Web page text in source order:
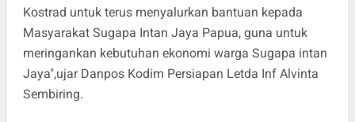
Kostrad untuk terus menyalurkan bantuan kepada
Masyarakat Sugapa Intan Jaya Papua, guna untuk
meringankan kebutuhan ekonomi warga Sugapa intan
Jaya",ujar Danpos Kodim Persiapan Letda Inf Alvinta
Sembiring.